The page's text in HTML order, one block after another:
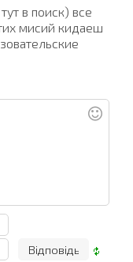
в поиск) все
мисий кидаеш